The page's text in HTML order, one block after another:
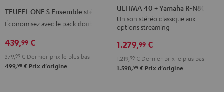
stéréo
Noir
stéréo
Blanc
TEUFEL ONE S Ensemble stéréo
Économisez avec le pack double
439,99 €
379,99 € Dernier prix le plus bas
499,98 € Prix d'origine
40
+
Yamaha
R-
Noir
40
+
Yamaha
R-
Blanc
ULTIMA 40 + Yamaha R-N800A
Un son stéréo classique aux
options streaming
1.279,99 €
1.219, 99 € Dernier prix le plus bas
1.598,99 € Prix d'origine